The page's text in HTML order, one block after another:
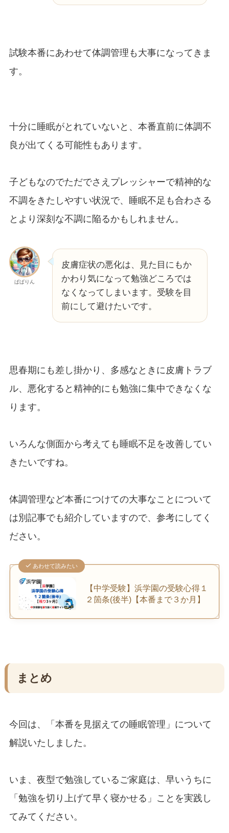
試験本番にあわせて体調管理も大事になってきま
す。
十分に睡眠がとれていないと、本番直前に体調不
良が出てくる可能性もあります。
子どもなのでただでさえプレッシャーで精神的な
不調をきたしやすい状況で、睡眠不足も合わさる
とより深刻な不調に陥るかもしれません。
ぱぱりん
皮膚症状の悪化は、見た目にもか
かわり気になって勉強どころでは
なくなってしまいます。受験を目
前にして避けたいです。
思春期にも差し掛かり、多感なときに皮膚トラブ
ル、悪化すると精神的にも勉強に集中できなくな
ります。
いろんな側面から考えても睡眠不足を改善してい
きたいですね。
体調管理など本番につけての大事なことについて
は別記事でも紹介していますので、参考にしてく
ださい。
あわせて読みたい
【中学受験】浜学園の受験心得１
２箇条(後半)【本番まで３か月】
まとめ
今回は、「本番を見据えての睡眠管理」について
解説いたしました。
いま、夜型で勉強しているご家庭は、早いうちに
「勉強を切り上げて早く寝かせる」ことを実践し
てみてください。